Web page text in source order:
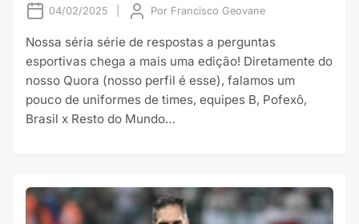
04/02/2025 Por Francisco Geovane
Nossa séria série de respostas a perguntas
esportivas chega a mais uma edição! Diretamente do
nosso Quora (nosso perfil é esse), falamos um
pouco de uniformes de times, equipes B, Pofexô,
Brasil x Resto do Mundo…